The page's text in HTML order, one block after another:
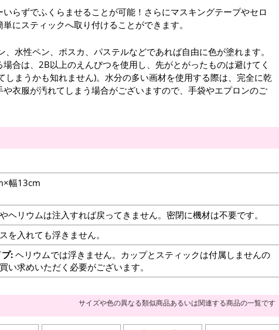
らずでふくらませることが可能！さらにマスキングテープやセロ
にスティックへ取り付けることができます。
、水性ペン、ポスカ、パステルなどであれば自由に色が塗れます。
合は、2B以上のえんぴつを使用し、先がとがったものは避けてく
しまうかも知れません)。水分の多い画材を使用する際は、完全に乾
や衣服が汚れてしまう場合がございますので、手袋やエプロンのご
幅13cm
ヘリウムは注入すれば戻ってきません。密閉に機材は不要です。
を入れても浮きません。
:ヘリウムでは浮きません。カップとスティックは付属しませんの
い求めいただく必要がございます。
サイズや色の異なる類似商品あるいは関連する商品の一覧です